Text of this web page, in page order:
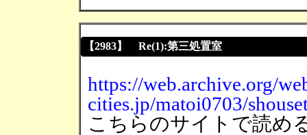
【2983】 Re(1):第三処置室
https://web.archive.org/
cities.jp/matoi0703/
こちらのサイトで読め